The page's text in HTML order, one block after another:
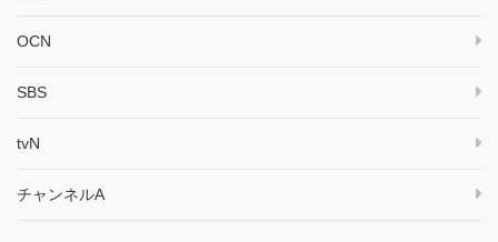
OCN
SBS
tvN
チャンネルA